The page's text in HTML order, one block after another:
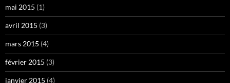
mai 2015 (1)
avril 2015 (3)
mars 2015 (4)
février 2015 (3)
janvier 2015 (4)